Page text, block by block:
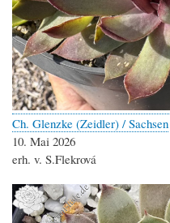
Ch. Glenzke (Zeidler) / Sachsen
10. Mai 2026
erh. v. S.Flekrová